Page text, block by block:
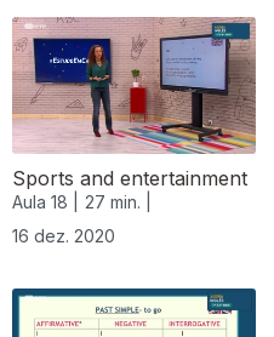
Sports and entertainment
Aula 18 |
27 min. |
16 dez. 2020